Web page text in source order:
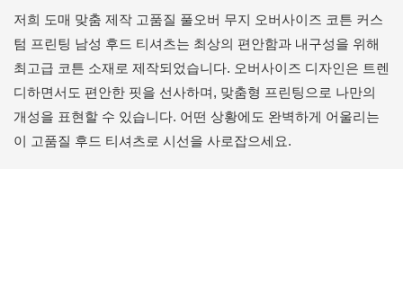
저희 도매 맞춤 제작 고품질 풀오버 무지 오버사이즈 코튼 커스
텀 프린팅 남성 후드 티셔츠는 최상의 편안함과 내구성을 위해
최고급 코튼 소재로 제작되었습니다. 오버사이즈 디자인은 트렌
디하면서도 편안한 핏을 선사하며, 맞춤형 프린팅으로 나만의
개성을 표현할 수 있습니다. 어떤 상황에도 완벽하게 어울리는
이 고품질 후드 티셔츠로 시선을 사로잡으세요.